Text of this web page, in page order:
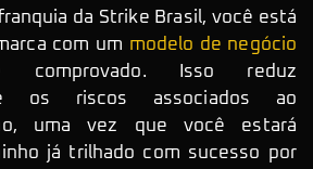
da Strike Brasil, você está
com um modelo de negócio
Isso reduz
os riscos associados ao
uma vez que você estará
já trilhado com sucesso por